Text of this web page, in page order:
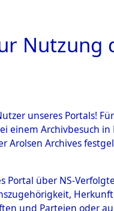
Nutzung
unseres Portals!
einem Archivbesuch
Arolsen Archives
Portal über NS-
und Parteien oder